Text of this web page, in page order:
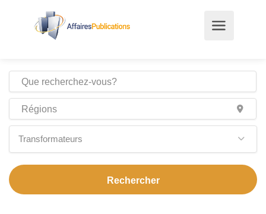
Transformateurs